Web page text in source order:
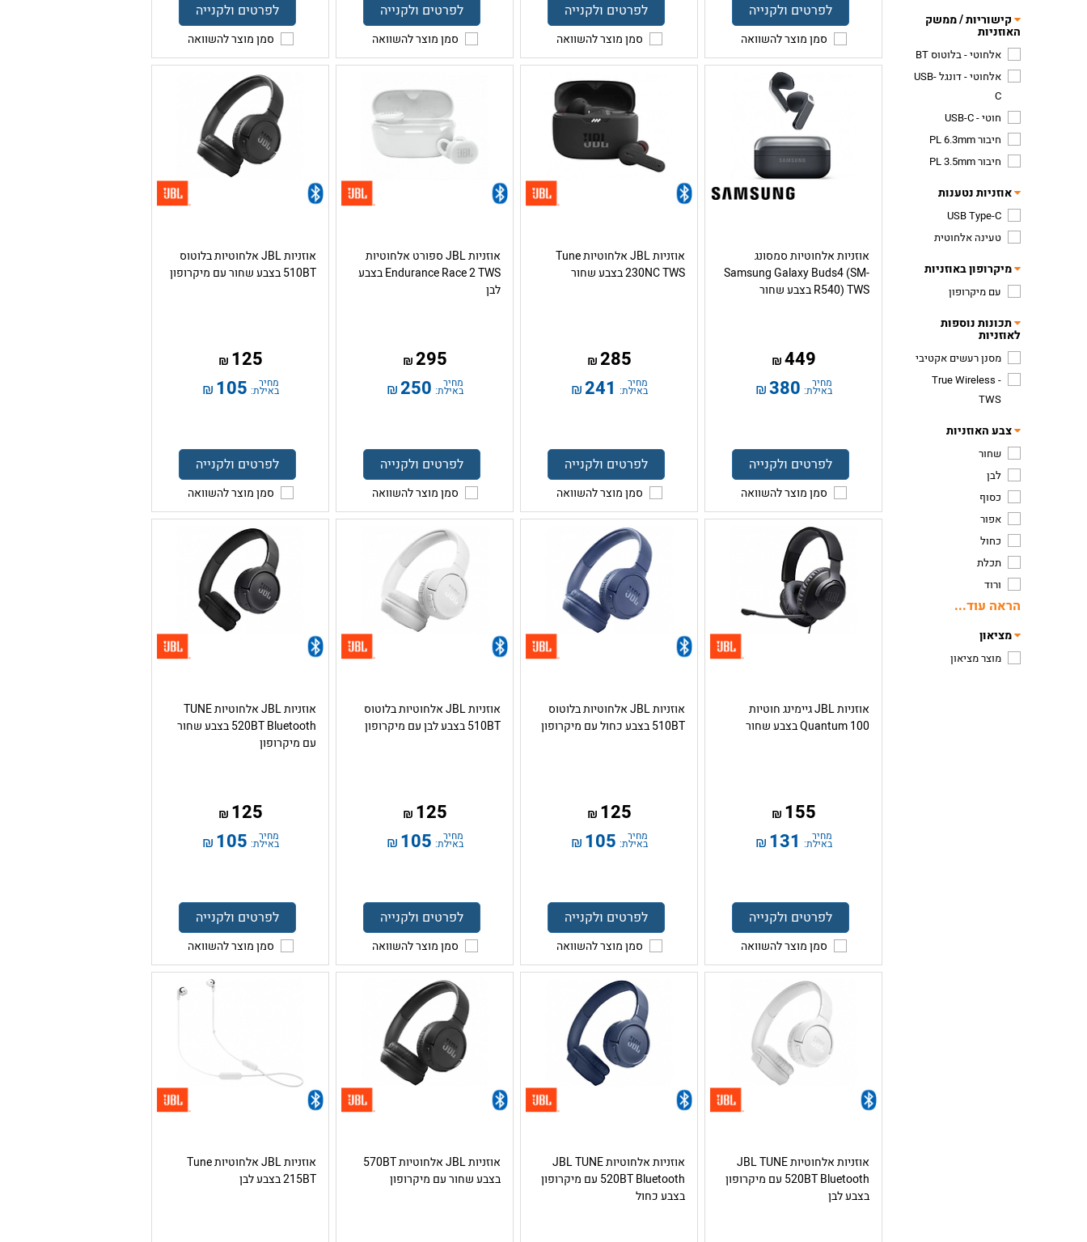
קישוריות / ממשק
האוזניות
אלחוטי - בלוטוס BT
אלחוטי - דונגל USB-
C
חוטי - USB-C
חיבור PL 6.3mm
חיבור PL 3.5mm
אוזניות נטענות
USB Type-C
טעינה אלחוטית
מיקרופון באוזניות
עם מיקרופון
תכונות נוספות
לאוזניות
מסנן רעשים אקטיבי
True Wireless -
TWS
צבע האוזניות
שחור
לבן
כסוף
אפור
כחול
תכלת
ורוד
הראה עוד...
מציאון
מוצר מציאון
לפרטים ולקנייה
סמן מוצר להשוואה
לפרטים ולקנייה
סמן מוצר להשוואה
לפרטים ולקנייה
סמן מוצר להשוואה
לפרטים ולקנייה
סמן מוצר להשוואה
אוזניות אלחוטיות סמסונג
Samsung Galaxy Buds4 (SM-
R540) TWS בצבע שחור
449
₪
מחיר
באילת: 380
₪
לפרטים ולקנייה
סמן מוצר להשוואה
אוזניות JBL אלחוטיות Tune
230NC TWS בצבע שחור
285
₪
מחיר
באילת: 241
₪
לפרטים ולקנייה
סמן מוצר להשוואה
אוזניות JBL ספורט אלחוטיות
Endurance Race 2 TWS בצבע
לבן
295
₪
מחיר
באילת: 250
₪
לפרטים ולקנייה
סמן מוצר להשוואה
אוזניות JBL אלחוטיות בלוטוס
510BT בצבע שחור עם מיקרופון
125
₪
מחיר
באילת: 105
₪
לפרטים ולקנייה
סמן מוצר להשוואה
אוזניות JBL גיימינג חוטיות
Quantum 100 בצבע שחור
155
₪
מחיר
באילת: 131
₪
לפרטים ולקנייה
סמן מוצר להשוואה
אוזניות JBL אלחוטיות בלוטוס
510BT בצבע כחול עם מיקרופון
125
₪
מחיר
באילת: 105
₪
לפרטים ולקנייה
סמן מוצר להשוואה
אוזניות JBL אלחוטיות בלוטוס
510BT בצבע לבן עם מיקרופון
125
₪
מחיר
באילת: 105
₪
לפרטים ולקנייה
סמן מוצר להשוואה
אוזניות JBL אלחוטיות TUNE
520BT Bluetooth בצבע שחור
עם מיקרופון
125
₪
מחיר
באילת: 105
₪
לפרטים ולקנייה
סמן מוצר להשוואה
אוזניות אלחוטיות JBL TUNE
520BT Bluetooth עם מיקרופון
בצבע לבן
אוזניות אלחוטיות JBL TUNE
520BT Bluetooth עם מיקרופון
בצבע כחול
אוזניות JBL אלחוטיות 570BT
בצבע שחור עם מיקרופון
אוזניות JBL אלחוטיות Tune
215BT בצבע לבן